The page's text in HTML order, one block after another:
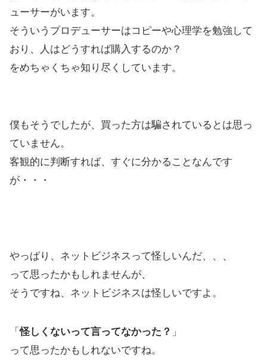
ューサーがいます。
そういうプロデューサーはコピーや心理学を勉強して
おり、人はどうすれば購入するのか？
をめちゃくちゃ知り尽くしています。
僕もそうでしたが、買った方は騙されているとは思っ
ていません。
客観的に判断すれば、すぐに分かることなんです
が・・・
やっぱり、ネットビジネスって怪しいんだ、、、
って思ったかもしれませんが、
そうですね、ネットビジネスは怪しいですよ。
「怪しくないって言ってなかった？ 」
って思ったかもしれないですね。